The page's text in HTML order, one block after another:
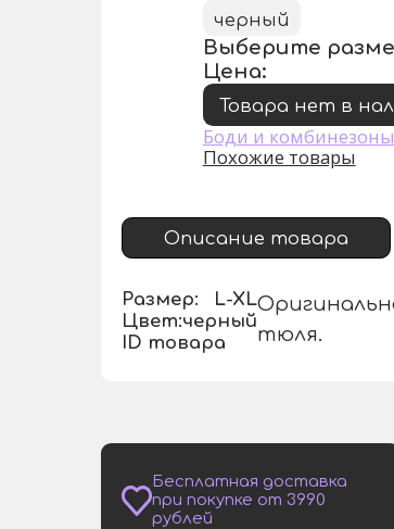
черный
Выберите
Цена:
Товара нет в
Боди и комбинезоны
Похожие товары
Описание товара
Размер:
L-XL
Цвет:черный
ID товара
тюля.
Бесплатная доставка
при покупке от 3990
рублей